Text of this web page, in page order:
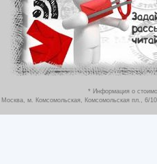
* Информация о
Москва, м. Комсомольская, Комсомольская пл., 6/